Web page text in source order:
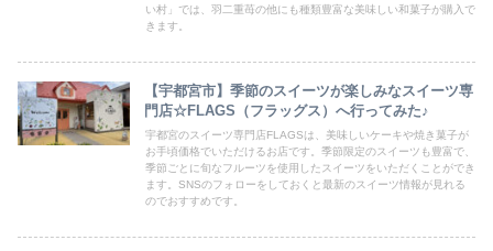
い村」では、羽二重苺の他にも種類豊富な美味しい和菓子が購入で
きます。
【宇都宮市】季節のスイーツが楽しみなスイーツ専
門店☆FLAGS（フラッグス）へ行ってみた♪
宇都宮のスイーツ専門店FLAGSは、美味しいケーキや焼き菓子が
お手頃価格でいただけるお店です。季節限定のスイーツも豊富で、
季節ごとに旬なフルーツを使用したスイーツをいただくことができ
ます。SNSのフォローをしておくと最新のスイーツ情報が見れる
のでおすすめです。